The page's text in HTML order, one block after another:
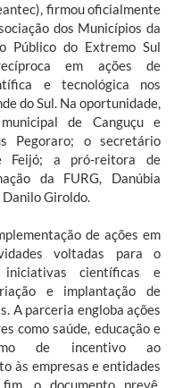
firmou oficialmente
dos Municípios da
Público do Extremo Sul
em ações de
e tecnológica nos
do Sul. Na oportunidade,
de Canguçu e
Pegoraro; o secretário
Feijó; a pró-reitora de
da FURG, Danúbia
Giroldo.
de ações em
voltadas para o
científicas e
e implantação de
A parceria engloba ações
como saúde, educação e
de incentivo ao
às empresas e entidades